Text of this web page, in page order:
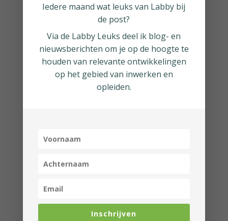
organisatie ook zo is, kun je
met enige regelmaat een 1-op-1
organiseren tussen medewerker
en manager. Daarnaast kun je
uitwisseling van kennis e.a.
faciliteren middels forums,
geen, of weinig, controle over
Ik zie regelmatig dat
Iedere maand wat leuks van Labby bij
de post?
Via de Labby Leuks deel ik blog- en
nieuwsberichten om je op de hoogte te
houden van relevante ontwikkelingen
op het gebied van inwerken en
opleiden.
Inschrijven